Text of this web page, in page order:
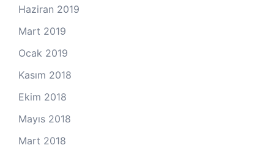
Haziran 2019
Mart 2019
Ocak 2019
Kasım 2018
Ekim 2018
Mayıs 2018
Mart 2018